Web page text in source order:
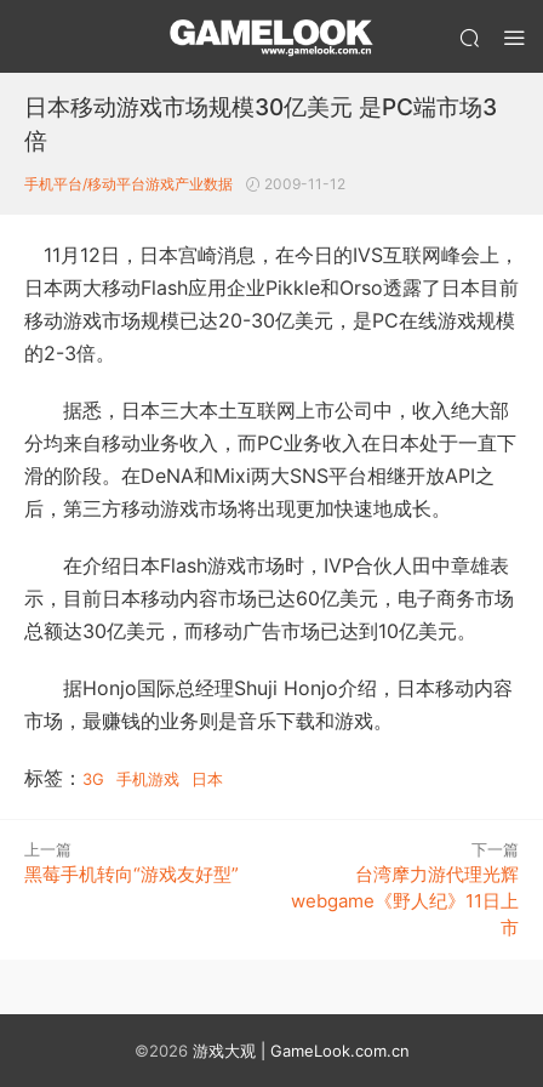
日本移动游戏市场规模30亿美元 是PC端市场3
倍
手机平台/移动平台游戏产业数据 2009-11-12
11月12日，日本宫崎消息，在今日的IVS互联网峰会上，
日本两大移动Flash应用企业Pikkle和Orso透露了日本目前
移动游戏市场规模已达20-30亿美元，是PC在线游戏规模
的2-3倍。
据悉，日本三大本土互联网上市公司中，收入绝大部
分均来自移动业务收入，而PC业务收入在日本处于一直下
滑的阶段。在DeNA和Mixi两大SNS平台相继开放API之
后，第三方移动游戏市场将出现更加快速地成长。
在介绍日本Flash游戏市场时，IVP合伙人田中章雄表
示，目前日本移动内容市场已达60亿美元，电子商务市场
总额达30亿美元，而移动广告市场已达到10亿美元。
据Honjo国际总经理Shuji Honjo介绍，日本移动内容
市场，最赚钱的业务则是音乐下载和游戏。
标签： 3G 手机游戏 日本
上一篇
黑莓手机转向“游戏友好型”
下一篇
台湾摩力游代理光辉
webgame《野人纪》11日上
市
©2026 游戏大观 | GameLook.com.cn